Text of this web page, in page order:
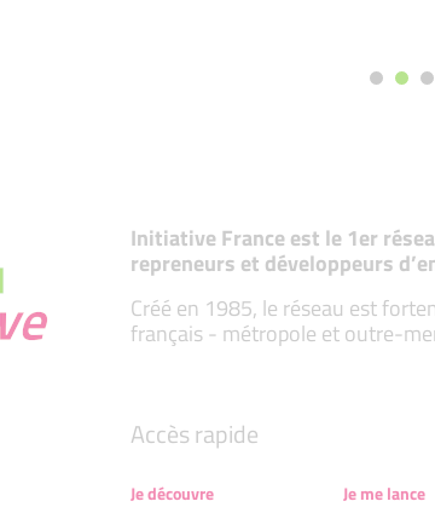
Initiative France est le 1er
repreneurs et développeurs
Créé en 1985, le réseau est
français - métropole et outre-
Accès rapide
Je découvre Je me lance